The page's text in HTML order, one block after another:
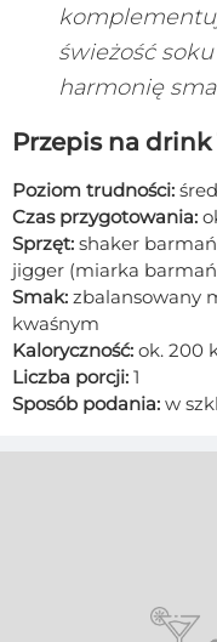
świeżość
harmonię
Przepis na drink
Poziom trudności:
Czas przygotowania:
Sprzęt: shaker
jigger (miarka
Smak: zbalansowany
kwaśnym
Kaloryczność: ok. 200
Liczba porcji: 1
Sposób podania: w